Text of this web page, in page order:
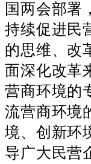
国两会部署
持续促进民
的思维、改
面深化改革
营商环境的
流营商环境
境、创新环
导广大民营